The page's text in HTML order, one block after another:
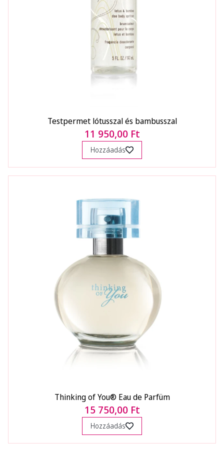
Testpermet lótusszal és bambusszal
11 950,00 Ft
Hozzáadás
Thinking of You® Eau de Parfüm
15 750,00 Ft
Hozzáadás